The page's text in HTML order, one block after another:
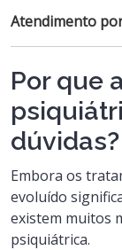
Atendimento
Por que
dúvidas?
Embora os
evoluído
existem muitos
psiquiátrica.